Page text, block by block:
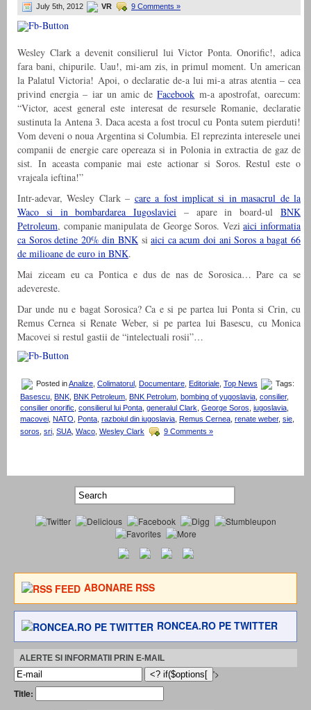
July 5th, 2012 VR 9 Comments »
Wesley Clark a devenit consilierul lui Victor Ponta. Onorific!, adica
fara bani, chipurile. Uau!, mi-am zis, in primul moment. Un american
la Palatul Victoria! Apoi, o declaratie de-a lui mi-a atras atentia – cea
privind energia – iar un amic deFacebook m-a apostrofat, oarecum:
“Victor, acest general este interesat de resursele Romanie, declaratie
sustinuta la Antena 3. Daca acesta a fost trocul cu Ponta sutem pierduti!
Vom deveni o noua Argentina si Columbia. El reprezinta interesele unei
companii de energie care opereaza si in Polonia in extractia de gaz de
sist. In aceasta companie mai este actionar si Soros. Restul este o
vrajeala ieftina!”
Intr-adevar, Wesley Clark – care a fost implicat si in masacrul de la
Waco si in bombardarea Iugoslaviei – apare in board-ulBNK
Petroleum, companie manipulata de George Soros. Veziaici informatia
ca Soros detine 20% din BNK siaici ca acum doi ani Soros a bagat 66
de milioane de euro in BNK.
Mai ziceam eu ca Pontica e dus de nas de Sorosica… Pare ca se
adevereste.
Dar unde nu e bagat Sorosica? Ca e si pe partea lui Ponta si Crin, cu
Remus Cernea si Renate Weber, si pe partea lui Basescu, cu Monica
Macovei si restul gastii de “intelectuali rosii”…
Posted inAnalize Colimatorul Documentare Editoriale Top News
Tags:
Basescu
BNK BNK Petroleum BNK Petrolum bombing of yugoslavia consilier,
consilier onorific consilierul lui Ponta generalul Clark George Soros iugoslavia
macovei NATO Ponta razboiul din iugoslavia Remus Cernea renate weber, sie
soros sri SUA Waco Wesley Clark 9 Comments »
ABONARE RSS
RONCEA.RO PE TWITTER
ALERTE SI INFORMATII PRIN E-MAIL
'>
Title: